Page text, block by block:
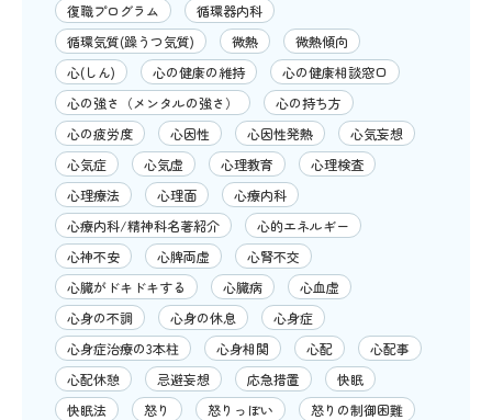
復職プログラム
循環器内科
循環気質(躁うつ気質)
微熱
微熱傾向
心(しん)
心の健康の維持
心の健康相談窓口
心の強さ（メンタルの強さ）
心の持ち方
心の疲労度
心因性 心因性発熱
心気妄想
心気症
心気虚 心理教育
心理検査
心理療法
心理面
心療内科
心療内科/精神科名著紹介
心的エネルギー
心神不安
心脾両虚
心腎不交
心臓がドキドキする
心臓病
心血虚
心身の不調
心身の休息
心身症
心身症治療の3本柱
心身相関 心配
心配事
心配休憩
忌避妄想 応急措置
快眠
快眠法
怒り 怒りっぽい
怒りの制御困難